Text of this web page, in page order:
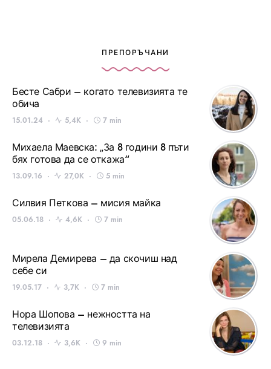
ПРЕПОРЪЧАНИ
Бесте Сабри – когато телевизията те
обича
15.01.24 5,4K 7 min
Михаела Маевска: „За 8 години 8 пъти
бях готова да се откажа“
13.09.16 27,0K 5 min
Силвия Петкова – мисия майка
05.06.18 4,6K 7 min
Мирела Демирева – да скочиш над
себе си
19.05.17 3,7K 7 min
Нора Шопова – нежността на
телевизията
03.12.18 3,6K 9 min